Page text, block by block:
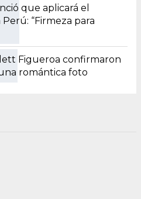
que aplicará el
“Firmeza para
Figueroa confirmaron
romántica foto